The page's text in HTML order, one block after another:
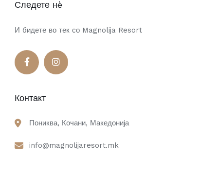
Следете нè
И бидете во тек со Magnolija Resort
Контакт
Пониква, Кочани, Македонија
info@magnolijaresort.mk